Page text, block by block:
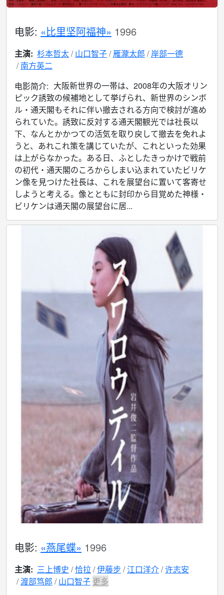
电影: «比里坚阿福神» 1996
主演: 杉本哲太 山口智子 雁瀧太郎
岸部一德
南方英二
电影简介: 大阪新世界の一帯は、2008年の大阪オリン
ピック誘致の候補地として挙げられ、新世界のシンボ
ル・通天閣もそれに伴い撤去される方向で検討が進め
られていた。誘致に反対する通天閣観光では社長以
下、なんとかかつての活気を取り戻して撤去を免れよ
うと、あれこれ策を講じていたが、これといった効果
は上がらなかった。ある日、ふとしたきっかけで戦前
の初代・通天閣のころからしまい込まれていたビリケ
ン像を見つけた社長は、これを展望台に置いて客寄せ
しようと考える。像とともに封印から目覚めた神様・
ビリケンは通天閣の展望台に居...
电影: «燕尾蝶» 1996
主演: 三上博史 恰拉 伊藤步 江口洋介 许志安
渡部笃郎
山口智子 更多